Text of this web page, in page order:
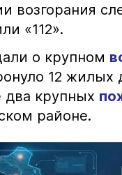
возгорания
«112».
о крупном
12
два крупных
районе.